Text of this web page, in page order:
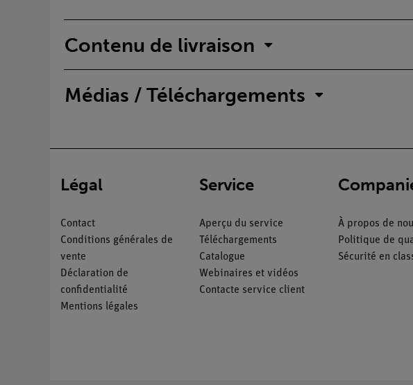
Contenu de livraison
Médias / Téléchargements
Légal
Contact
Conditions générales de
vente
Déclaration de
confidentialité
Mentions légales
Service
Aperçu du service
Téléchargements
Catalogue
Webinaires et vidéos
Contacte service client
À propos de
Politique de
Sécurité en